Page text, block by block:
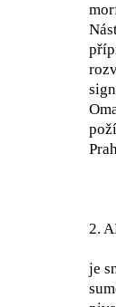
2.
je